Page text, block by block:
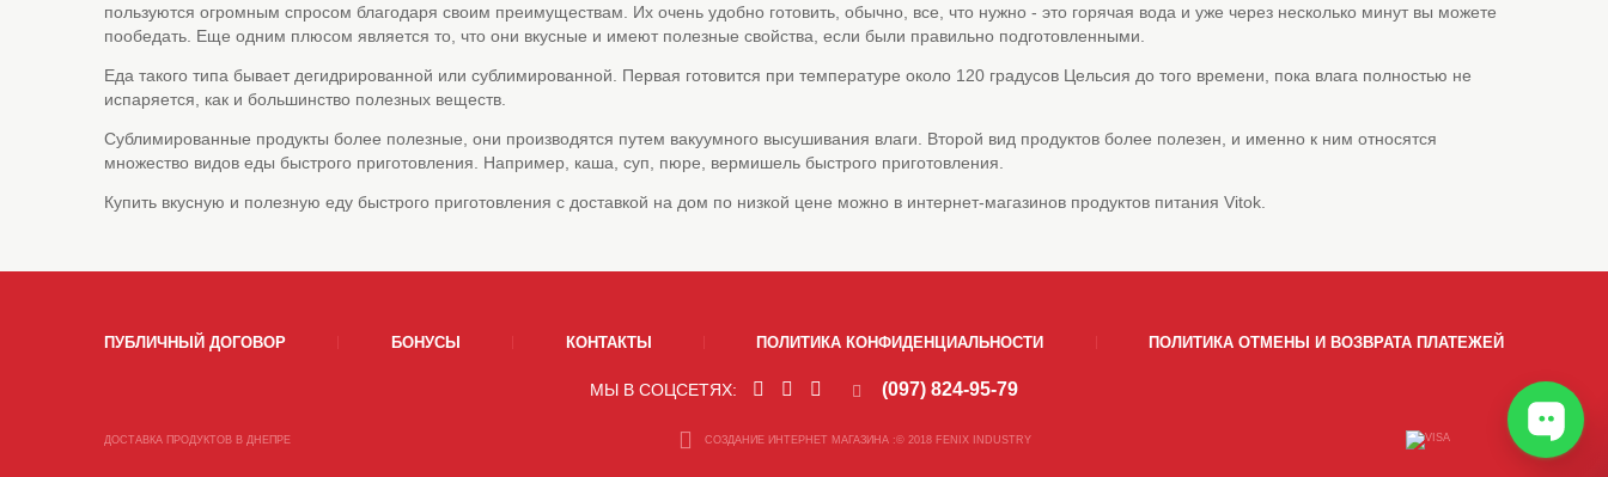
пользуются огромным спросом благодаря своим преимуществам. Их очень удобно готовить, обычно, все, что нужно - это горячая вода и уже через несколько минут вы можете
пообедать. Еще одним плюсом является то, что они вкусные и имеют полезные свойства, если были правильно подготовленными.
Еда такого типа бывает дегидрированной или сублимированной. Первая готовится при температуре около 120 градусов Цельсия до того времени, пока влага полностью не
испаряется, как и большинство полезных веществ.
Сублимированные продукты более полезные, они производятся путем вакуумного высушивания влаги. Второй вид продуктов более полезен, и именно к ним относятся
множество видов еды быстрого приготовления. Например, каша, суп, пюре, вермишель быстрого приготовления.
Купить вкусную и полезную еду быстрого приготовления с доставкой на дом по низкой цене можно в интернет-магазинов продуктов питания Vitok.
ПУБЛИЧНЫЙ ДОГОВОР БОНУСЫ КОНТАКТЫ ПОЛИТИКА КОНФИДЕНЦИАЛЬНОСТИ ПОЛИТИКА ОТМЕНЫ И ВОЗВРАТА ПЛАТЕЖЕЙ
МЫ В СОЦСЕТЯХ: (097) 824-95-79
ДОСТАВКА ПРОДУКТОВ В ДНЕПРЕ СОЗДАНИЕ ИНТЕРНЕТ МАГАЗИНА :© 2018 FENIX INDUSTRY